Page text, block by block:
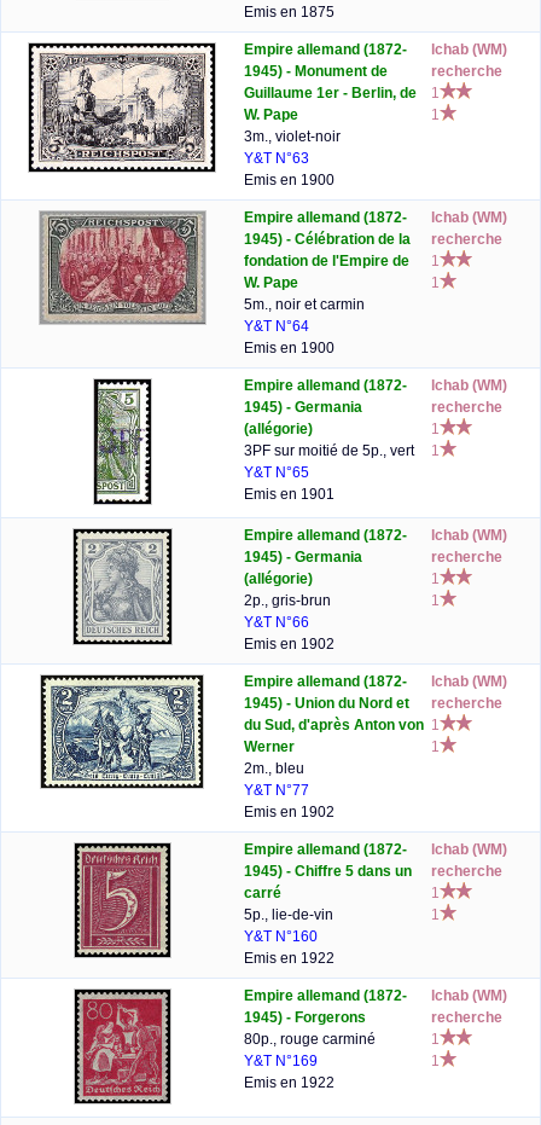
Emis en 1875
Empire allemand (1872-
1945) - Monument de
Guillaume 1er - Berlin, de
W. Pape
3m., violet-noir
Y&T N°63
Emis en 1900
lchab (WM)
recherche
1
1
Empire allemand (1872-
1945) - Célébration de la
fondation de l'Empire de
W. Pape
5m., noir et carmin
Y&T N°64
Emis en 1900
lchab (WM)
recherche
1
1
Empire allemand (1872-
1945) - Germania
(allégorie)
3PF sur moitié de 5p., vert
Y&T N°65
Emis en 1901
lchab (WM)
recherche
1
1
Empire allemand (1872-
1945) - Germania
(allégorie)
2p., gris-brun
Y&T N°66
Emis en 1902
lchab (WM)
recherche
1
1
Empire allemand (1872-
1945) - Union du Nord et
du Sud, d'après Anton von
Werner
2m., bleu
Y&T N°77
Emis en 1902
lchab (WM)
recherche
1
1
Empire allemand (1872-
1945) - Chiffre 5 dans un
carré
5p., lie-de-vin
Y&T N°160
Emis en 1922
lchab (WM)
recherche
1
1
Empire allemand (1872-
1945) - Forgerons
80p., rouge carminé
Y&T N°169
Emis en 1922
lchab (WM)
recherche
1
1